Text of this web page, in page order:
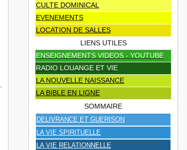
CULTE DOMINICAL
EVENEMENTS
LOCATION DE SALLES
LIENS UTILES
ENSEIGNEMENTS VIDEOS - YOUTUBE
RADIO LOUANGE ET VIE
LA NOUVELLE NAISSANCE
LA BIBLE EN LIGNE
SOMMAIRE
DELIVRANCE ET GUERISON
LA VIE SPIRITUELLE
LA VIE RELATIONNELLE